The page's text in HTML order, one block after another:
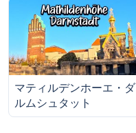
マティルデンホーエ・ダ
ルムシュタット